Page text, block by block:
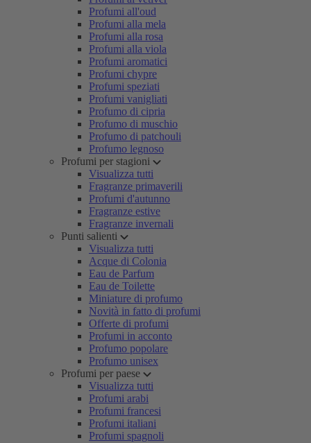
Profumi all'oud
Profumi alla mela
Profumi alla rosa
Profumi alla viola
Profumi aromatici
Profumi chypre
Profumi speziati
Profumi vanigliati
Profumo di cipria
Profumo di muschio
Profumo di patchouli
Profumo legnoso
Profumi per stagioni
Visualizza tutti
Fragranze primaverili
Profumi d'autunno
Fragranze estive
Fragranze invernali
Punti salienti
Visualizza tutti
Acque di Colonia
Eau de Parfum
Eau de Toilette
Miniature di profumo
Novità in fatto di profumi
Offerte di profumi
Profumi in acconto
Profumo popolare
Profumo unisex
Profumi per paese
Visualizza tutti
Profumi arabi
Profumi francesi
Profumi italiani
Profumi spagnoli